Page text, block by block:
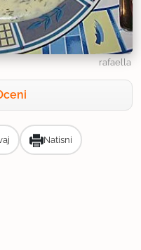
rafaella
Natisni